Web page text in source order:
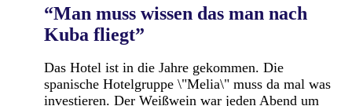
“Man muss wissen das man nach
Kuba fliegt”
Das Hotel ist in die Jahre gekommen. Die
spanische Hotelgruppe \"Melia\" muss da mal was
investieren. Der Weißwein war jeden Abend um